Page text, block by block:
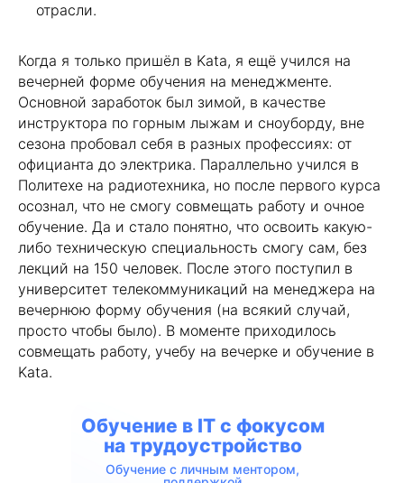
отрасли.
Когда я только пришёл в Kata, я ещё учился на
вечерней форме обучения на менеджменте.
Основной заработок был зимой, в качестве
инструктора по горным лыжам и сноуборду, вне
сезона пробовал себя в разных профессиях: от
официанта до электрика. Параллельно учился в
Политехе на радиотехника, но после первого курса
осознал, что не смогу совмещать работу и очное
обучение. Да и стало понятно, что освоить какую-
либо техническую специальность смогу сам, без
лекций на 150 человек. После этого поступил в
университет телекоммуникаций на менеджера на
вечернюю форму обучения (на всякий случай,
просто чтобы было). В моменте приходилось
совмещать работу, учебу на вечерке и обучение в
Kata.
Обучение с личным ментором,
Обучение в IT с фокусом
на трудоустройство